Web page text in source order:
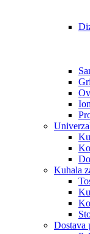
Kuhala
Dostava